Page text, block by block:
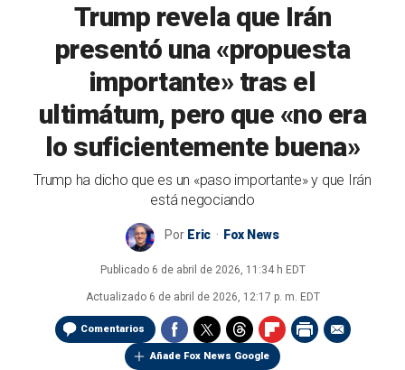
Trump revela que Irán
presentó una «propuesta
importante» tras el
ultimátum, pero que «no era
lo suficientemente buena»
Trump ha dicho que es un «paso importante» y que Irán
está negociando
Por Eric Fox News
Publicado 6 de abril de 2026, 11:34 h EDT
Actualizado 6 de abril de 2026, 12:17 p. m. EDT
Comentarios
Añade Fox News Google